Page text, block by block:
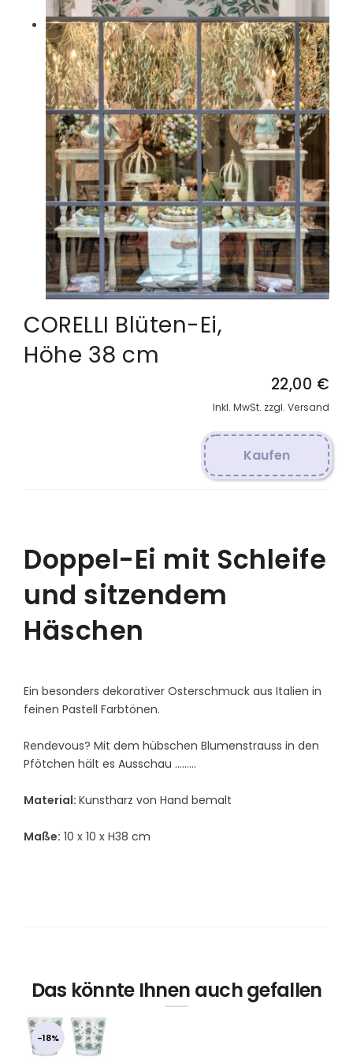
CORELLI Blüten-Ei,
Höhe 38 cm
22,00 €
Inkl. MwSt. zzgl. Versand
Kaufen
Doppel-Ei mit Schleife
und sitzendem
Häschen
Ein besonders dekorativer Osterschmuck aus Italien in
feinen Pastell Farbtönen.
Rendevous? Mit dem hübschen Blumenstrauss in den
Pfötchen hält es Ausschau .........
Material: Kunstharz von Hand bemalt
Maße: 10 x 10 x H38 cm
Das könnte Ihnen auch gefallen
-18%